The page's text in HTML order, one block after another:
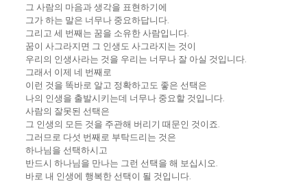
그 사람의 마음과 생각을 표현하기에
그가 하는 말은 너무나 중요하답니다.
그리고 세 번째는 꿈을 소유한 사람입니다.
꿈이 사그라지면 그 인생도 사그라지는 것이
우리의 인생사라는 것을 우리는 너무나 잘 아실 것입니다.
그래서 이제 네 번째로
이런 것을 똑바로 알고 정확하고도 좋은 선택은
나의 인생을 출발시키는데 너무나 중요할 것입니다.
사람의 잘못된 선택은
그 인생의 모든 것을 주관해 버리기 때문인 것이죠.
그러므로 다섯 번째로 부탁드리는 것은
하나님을 선택하시고
반드시 하나님을 만나는 그런 선택을 해 보십시오.
바로 내 인생에 행복한 선택이 될 것입니다.